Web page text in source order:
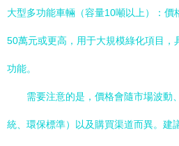
大型多功能車輛（容量10噸以上）：價
50萬元或更高，用于大規模綠化項目，
功能。
需要注意的是，價格會隨市場波動
統、環保標準）以及購買渠道而異。建